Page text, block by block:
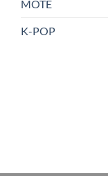
MOTE
K-POP